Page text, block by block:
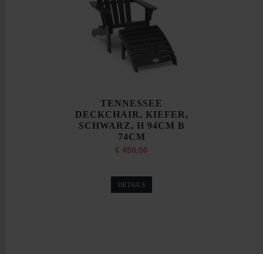
TENNESSEE
DECKCHAIR, KIEFER,
SCHWARZ, H 94CM B
74CM
€ 450,00
DETAILS